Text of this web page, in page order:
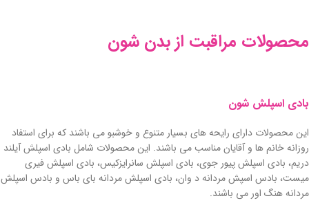
محصولات مراقبت از بدن شون
بادی اسپلش شون
این محصولات دارای رایحه های بسیار متنوع و خوشبو می باشند که برای استفاد
روزانه خانم ها و آقایان مناسب می باشند. این محصولات شامل بادی اسپلش آیلند
دریم، بادی اسپلش پیور جوی، بادی اسپلش سانرایزکیس، بادی اسپلش فیری
میست، بادس اسپش مردانه د وان، بادی اسپلش مردانه بای باس و بادس اسپلش
مردانه هنگ اور می باشند.